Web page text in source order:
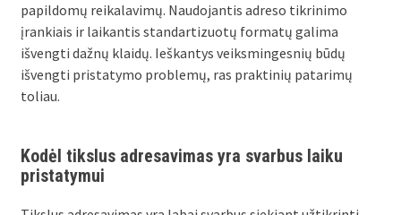
papildomų reikalavimų. Naudojantis adreso tikrinimo
įrankiais ir laikantis standartizuotų formatų galima
išvengti dažnų klaidų. Ieškantys veiksmingesnių būdų
išvengti pristatymo problemų, ras praktinių patarimų
toliau.
Kodėl tikslus adresavimas yra svarbus laiku
pristatymui